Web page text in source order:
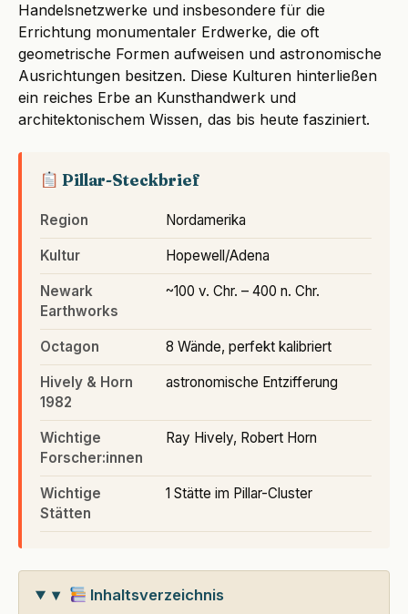
Handelsnetzwerke und insbesondere für die
Errichtung monumentaler Erdwerke, die oft
geometrische Formen aufweisen und astronomische
Ausrichtungen besitzen. Diese Kulturen hinterließen
ein reiches Erbe an Kunsthandwerk und
architektonischem Wissen, das bis heute fasziniert.
Pillar-Steckbrief
Region Nordamerika
Kultur Hopewell/Adena
Newark
Earthworks
~100 v. Chr. – 400 n. Chr.
Octagon 8 Wände, perfekt kalibriert
Hively & Horn
1982
astronomische Entzifferung
Wichtige
Forscher:innen
Ray Hively, Robert Horn
Wichtige
Stätten
1 Stätte im Pillar-Cluster
▾ Inhaltsverzeichnis